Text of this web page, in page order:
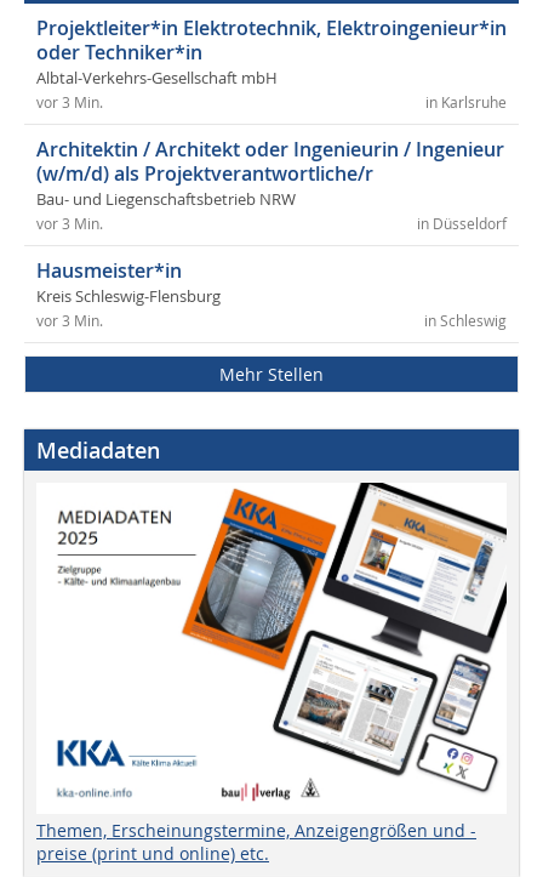
Projektleiter*in Elektrotechnik, Elektroingenieur*in
oder Techniker*in
Albtal-Verkehrs-Gesellschaft mbH
in Karlsruhe
vor 3 Min.
Architektin / Architekt oder Ingenieurin / Ingenieur
(w/m/d) als Projektverantwortliche/r
Bau- und Liegenschaftsbetrieb NRW
in Düsseldorf
vor 3 Min.
Hausmeister*in
Kreis Schleswig-Flensburg
in Schleswig
vor 3 Min.
Mehr Stellen
Mediadaten
Themen, Erscheinungstermine, Anzeigengrößen und -
preise (print und online) etc.